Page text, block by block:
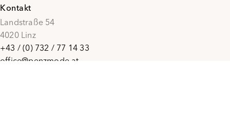
Kontakt
Landstraße 54
4020 Linz
+43 / (0) 732 / 77 14 33
office@penzmode.at